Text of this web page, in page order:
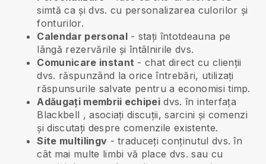
simtă ca și dvs. cu personalizarea culorilor și
fonturilor.
Calendar personal- stați întotdeauna pe
lângă rezervările și întâlnirile dvs.
Comunicare instant - chat direct cu clienții
dvs. răspunzând la orice întrebări, utilizați
răspunsurile salvate pentru a economisi timp.
Adăugați membrii echipei dvs. în interfața
Blackbell , asociați discuții, sarcini și comenzi
și discutați despre comenzile existente.
Site multilingv - traduceți conținutul dvs. în
cât mai multe limbi vă place dvs. sau cu